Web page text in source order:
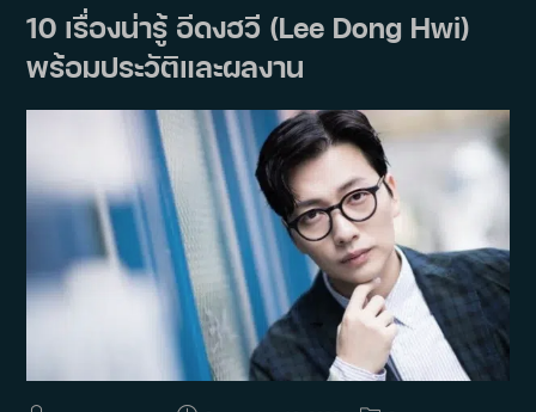
ล้าง
นรก:
ลง
ทัณฑ์
10 เรื่องน่ารู้ อีดงฮวี (Lee Dong Hwi)
พร้อมประวัติและผลงาน